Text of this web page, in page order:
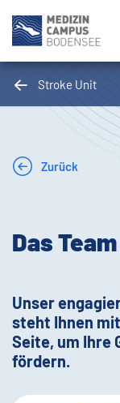
Stroke Unit
Zurück
Das Team
Unser
steht Ihnen
Seite, um Ihre
fördern.